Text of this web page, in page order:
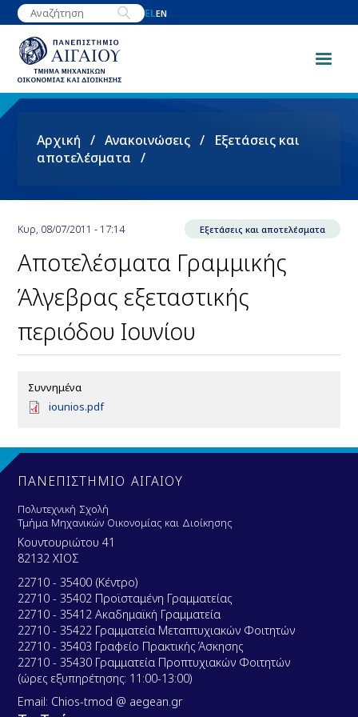
Παράκαμψη
προς
κυρίως
περιεχόμενο
ELEN
Breadcrumb
Αρχική Ανακοινώσεις
Εξετάσεις και
αποτελέσματα
Κυρ, 08/07/2011 - 17:14 Εξετάσεις και αποτελέσματα
Αποτελέσματα Γραμμικής
Άλγεβρας εξεταστικής
περιόδου Ιουνίου
Συννημένα
D
u
e
n
t
iounios.pdf
ΠΑΝΕΠΙΣΤΗΜΙΟ ΑΙΓΑΙΟΥ
Πολυτεχνική Σχολή
Τμήμα Μηχανικών Οικονομίας και Διοίκησης
Κουντουριώτου 41
82132 ΧΙΟΣ
22710 - 35400 (Κέντρο)
22710 - 35402 Προϊσταμένη Γραμματείας
22710 - 35412 Ακαδημαϊκή Γραμματεία
22710 - 35422 Γραμματεία Μεταπτυχιακών Φοιτητών
22710 - 35403 Γραφείο Πρακτικής Άσκησης
22710 - 35430 Γραμματεία Προπτυχιακών Φοιτητών
(ώρες εξυπηρέτησης: 11:00-13:00)
Email: Chios-tmod @ aegean.gr